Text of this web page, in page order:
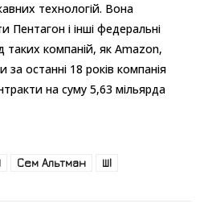
технологій. Вона
Пентагон і інші федеральні
таких компаній, як Amazon,
за останні 18 років компанія
на суму 5,63 мільярда
Сем Альтман ШІ